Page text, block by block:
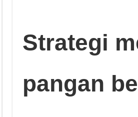
Strategi
pangan